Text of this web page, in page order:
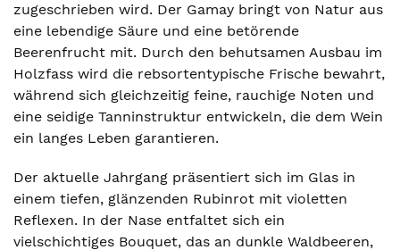
zugeschrieben wird. Der Gamay bringt von Natur aus
eine lebendige Säure und eine betörende
Beerenfrucht mit. Durch den behutsamen Ausbau im
Holzfass wird die rebsortentypische Frische bewahrt,
während sich gleichzeitig feine, rauchige Noten und
eine seidige Tanninstruktur entwickeln, die dem Wein
ein langes Leben garantieren.
Der aktuelle Jahrgang präsentiert sich im Glas in
einem tiefen, glänzenden Rubinrot mit violetten
Reflexen. In der Nase entfaltet sich ein
vielschichtiges Bouquet, das an dunkle Waldbeeren,